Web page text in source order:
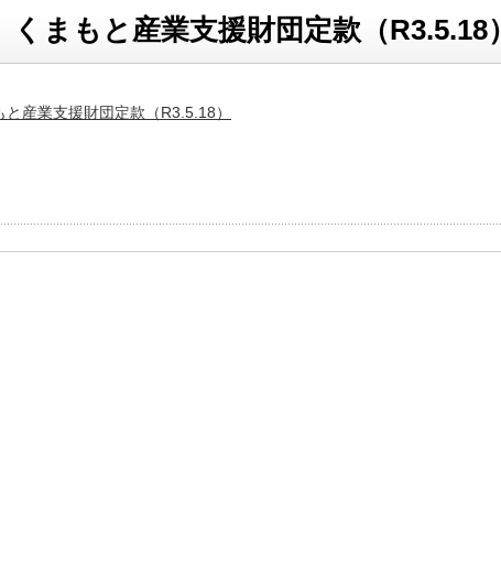
くまもと産業支援財団定款（R3.5.18）
と産業支援財団定款（R3.5.18）